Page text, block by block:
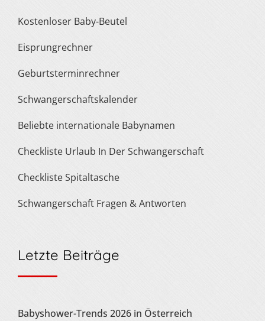
Kostenloser Baby-Beutel
Eisprungrechner
Geburtsterminrechner
Schwangerschaftskalender
Beliebte internationale Babynamen
Checkliste Urlaub In Der Schwangerschaft
Checkliste Spitaltasche
Schwangerschaft Fragen & Antworten
Letzte Beiträge
Babyshower-Trends 2026 in Österreich